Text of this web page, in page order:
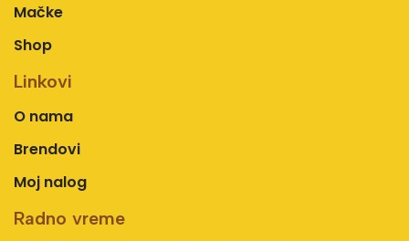
Mačke
Shop
Linkovi
O nama
Brendovi
Moj nalog
Radno vreme